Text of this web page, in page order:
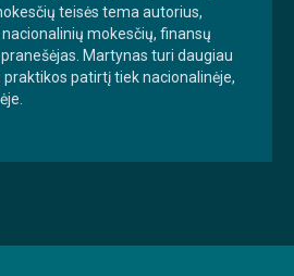
teisės tema autorius,
mokesčių, finansų
Martynas turi daugiau
patirtį tiek nacionalinėje,